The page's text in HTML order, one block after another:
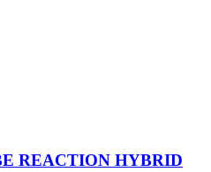
REACTION HYBRID